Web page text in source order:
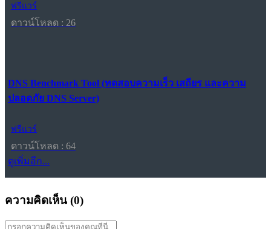
ฟรีแวร์
ดาวน์โหลด : 26
DNS Benchmark Tool (ทดสอบความเร็ว เสถียร และความ
ปลอดภัย DNS Server)
ฟรีแวร์
ดาวน์โหลด : 64
ดูเพิ่มอีก...
ความคิดเห็น (0)